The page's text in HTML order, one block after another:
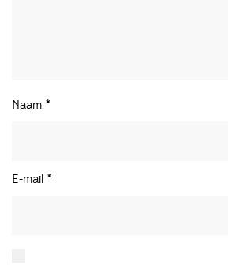
Naam *
E-mail *